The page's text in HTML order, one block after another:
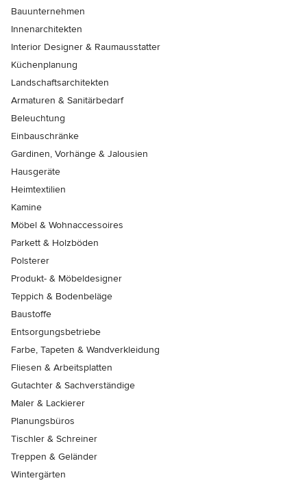
Bauunternehmen
Innenarchitekten
Interior Designer & Raumausstatter
Küchenplanung
Landschaftsarchitekten
Armaturen & Sanitärbedarf
Beleuchtung
Einbauschränke
Gardinen, Vorhänge & Jalousien
Hausgeräte
Heimtextilien
Kamine
Möbel & Wohnaccessoires
Parkett & Holzböden
Polsterer
Produkt- & Möbeldesigner
Teppich & Bodenbeläge
Baustoffe
Entsorgungsbetriebe
Farbe, Tapeten & Wandverkleidung
Fliesen & Arbeitsplatten
Gutachter & Sachverständige
Maler & Lackierer
Planungsbüros
Tischler & Schreiner
Treppen & Geländer
Wintergärten